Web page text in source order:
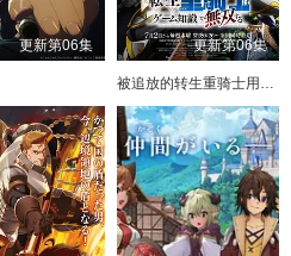
更新第06集 更新第06集